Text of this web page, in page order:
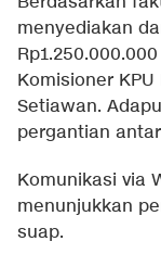
menyediakan
Komisioner KPU
Setiawan.
pergantian
Komunikasi via
menunjukkan
suap.